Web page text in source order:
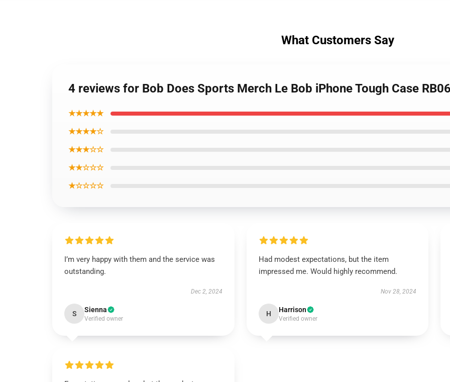
What Customers Say
4 reviews for Bob Does Sports Merch Le Bob iPhone Tough Case
★★★★★
★★★★☆
★★★☆☆
★★☆☆☆
★☆☆☆☆
I’m very happy with them and the service was
outstanding.
Dec 2, 2024
S Sienna
Verified owner
Had modest expectations, but the item
impressed me. Would highly recommend.
Nov 28, 2024
H Harrison
Verified owner